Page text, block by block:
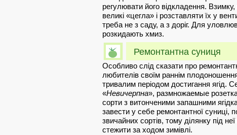
регулювати його відкладення.
великі «цегла» і розставляти їх у
треба не з саду, а з доріг. Для
розкидають хмиз.
Ремонтантна суниця
Особливо слід сказати про
любителів своїм раннім
тривалим періодом достигання ягід.
«Невичерпна», размножаемые
сорти з витонченими запашними
завести у себе ремонтантної суниці,
звичайних сортів, тому ділянку під
стежити за ходом зимівлі.